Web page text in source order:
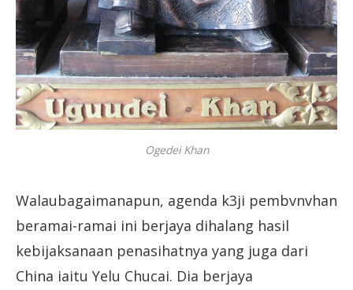
Ogedei Khan
Walaubagaimanapun, agenda k3ji pembvnvhan
beramai-ramai ini berjaya dihalang hasil
kebijaksanaan penasihatnya yang juga dari
China iaitu Yelu Chucai. Dia berjaya